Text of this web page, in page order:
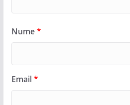
Nume*
Email*